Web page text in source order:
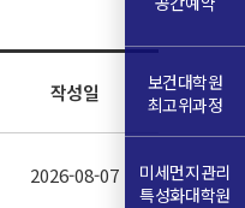
작성일
2026-08-07
보건대학원
최고위과정
미세먼지관리
특성화대학원